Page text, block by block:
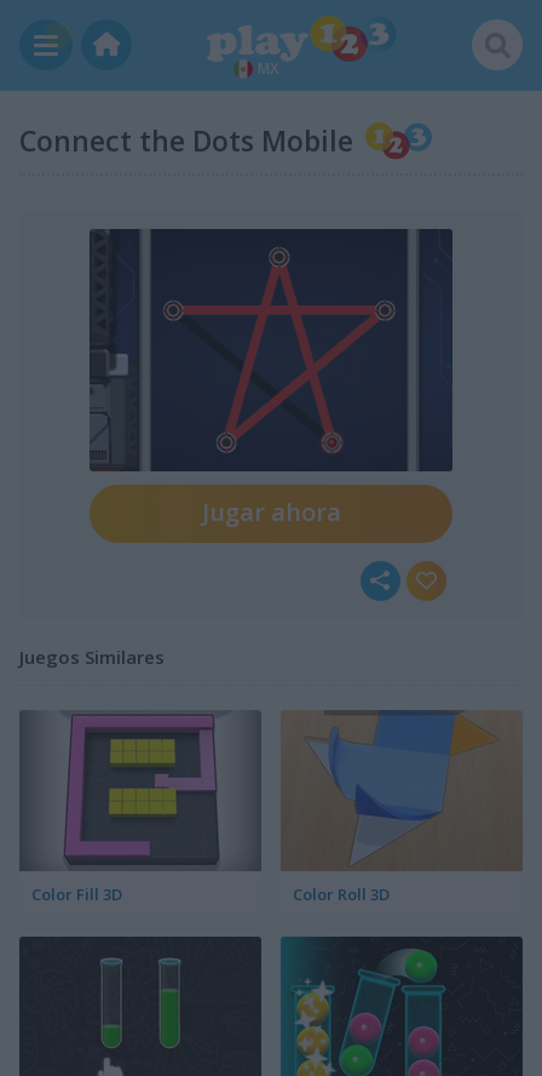
MX
Connect the Dots Mobile
Jugar ahora
Juegos Similares
Color Fill 3D Color Roll 3D